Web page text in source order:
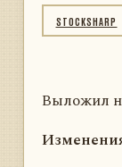
STOCKSHARP
Выложил